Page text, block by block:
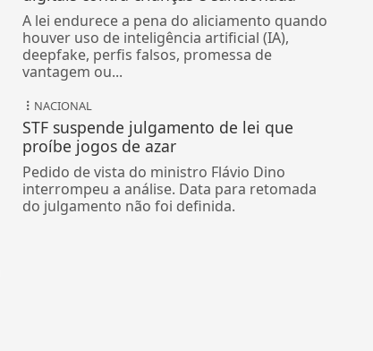
A lei endurece a pena do aliciamento quando
houver uso de inteligência artificial (IA),
deepfake, perfis falsos, promessa de
vantagem ou...
NACIONAL
STF suspende julgamento de lei que
proíbe jogos de azar
Pedido de vista do ministro Flávio Dino
interrompeu a análise. Data para retomada
do julgamento não foi definida.